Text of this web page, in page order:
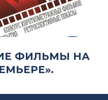
ФИЛЬМЫ НА